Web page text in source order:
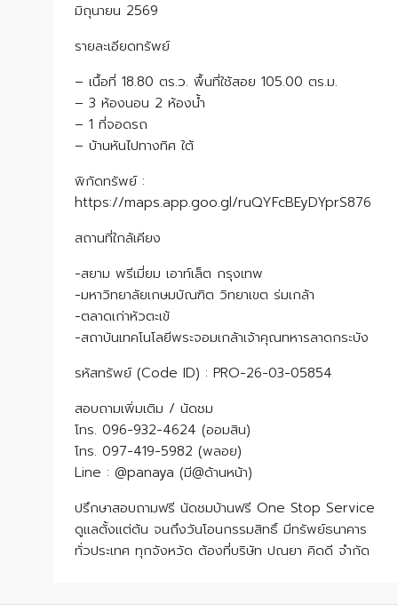
มิถุนายน 2569
รายละเอียดทรัพย์
– เนื้อที่ 18.80 ตร.ว. พื้นที่ใช้สอย 105.00 ตร.ม.
– 3 ห้องนอน 2 ห้องน้ำ
– 1 ที่จอดรถ
– บ้านหันไปทางทิศ ใต้
พิกัดทรัพย์ :
https://maps.app.goo.gl/ruQYFcBEyDYprS876
สถานที่ใกล้เคียง
-สยาม พรีเมี่ยม เอาท์เล็ต กรุงเทพ
-มหาวิทยาลัยเกษมบัณฑิต วิทยาเขต ร่มเกล้า
-ตลาดเก่าหัวตะเข้
-สถาบันเทคโนโลยีพระจอมเกล้าเจ้าคุณทหารลาดกระบัง
รหัสทรัพย์ (Code ID) : PRO-26-03-05854
สอบถามเพิ่มเติม / นัดชม
โทร. 096-932-4624 (ออมสิน)
โทร. 097-419-5982 (พลอย)
Line : @panaya (มี@ด้านหน้า)
ปรึกษาสอบถามฟรี นัดชมบ้านฟรี One Stop Service
ดูแลตั้งแต่ต้น จนถึงวันโอนกรรมสิทธิ์ มีทรัพย์ธนาคาร
ทั่วประเทศ ทุกจังหวัด ต้องที่บริษัท ปณยา คิดดี จำกัด